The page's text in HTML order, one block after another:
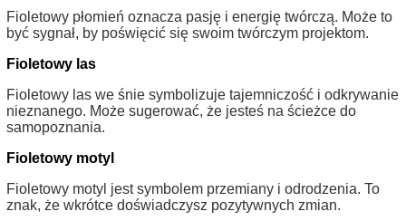
Fioletowy płomień oznacza pasję i energię twórczą. Może to
być sygnał, by poświęcić się swoim twórczym projektom.
Fioletowy las
Fioletowy las we śnie symbolizuje tajemniczość i odkrywanie
nieznanego. Może sugerować, że jesteś na ścieżce do
samopoznania.
Fioletowy motyl
Fioletowy motyl jest symbolem przemiany i odrodzenia. To
znak, że wkrótce doświadczysz pozytywnych zmian.